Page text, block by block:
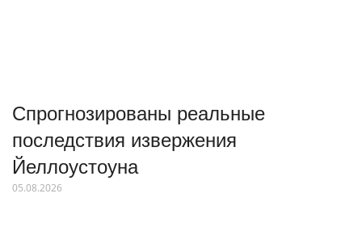
Спрогнозированы реальные
последствия извержения
Йеллоустоуна
05.08.2026